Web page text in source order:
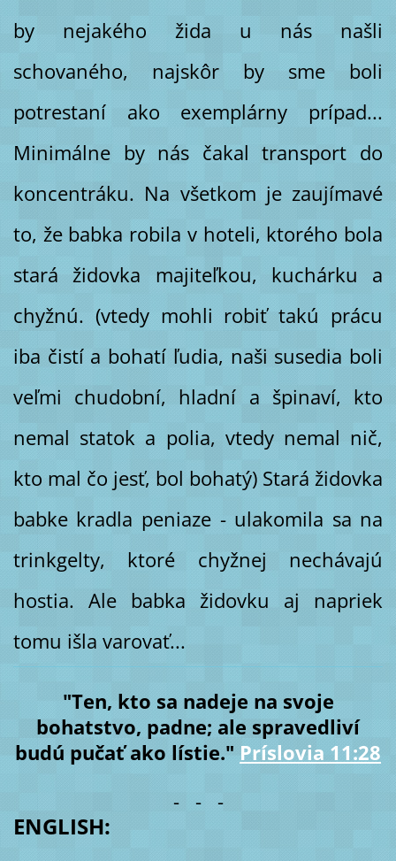
by nejakého žida u nás našli
schovaného, najskôr by sme boli
potrestaní ako exemplárny prípad...
Minimálne by nás čakal transport do
koncentráku. Na všetkom je zaujímavé
to, že babka robila v hoteli, ktorého bola
stará židovka majiteľkou, kuchárku a
chyžnú. (vtedy mohli robiť takú prácu
iba čistí a bohatí ľudia, naši susedia boli
veľmi chudobní, hladní a špinaví, kto
nemal statok a polia, vtedy nemal nič,
kto mal čo jesť, bol bohatý) Stará židovka
babke kradla peniaze - ulakomila sa na
trinkgelty, ktoré chyžnej nechávajú
hostia. Ale babka židovku aj napriek
tomu išla varovať...
"Ten, kto sa nadeje na svoje
bohatstvo, padne; ale spravedliví
budú pučať ako lístie." Príslovia 11:28
- - -
ENGLISH: